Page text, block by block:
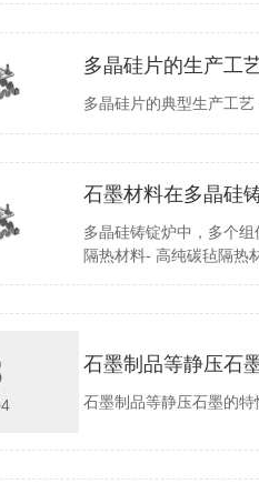
多晶硅片的生产工
多晶硅片的典型生产工艺
石墨材料在多晶硅
多晶硅铸锭炉中，多个
隔热材料- 高纯碳毡隔热
石墨制品等静压石
石墨制品等静压石墨的特